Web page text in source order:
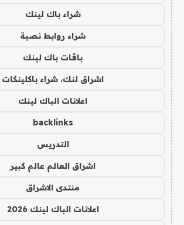
شراء باك لينك
شراء روابط نصية
باقات باك لينك
اشراق لنك، شراء باكلينكات
اعلانات الباك لينك
backlinks
التدريس
اشراق العالم عالم كبير
منتدى الاشراق
اعلانات الباك لينك 2026